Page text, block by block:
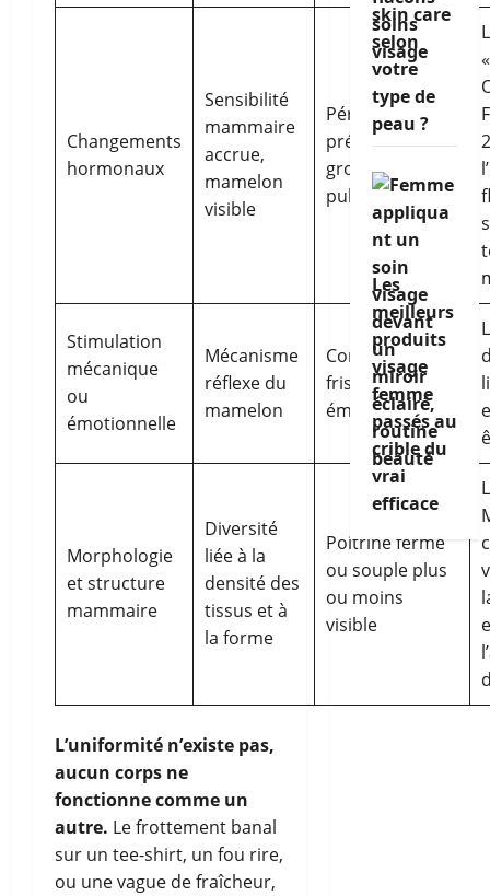
Changements
hormonaux
Sensibilité
mammaire
accrue,
mamelon
visible
Période
prémenstruelle,
grossesse,
puberté
Stimulation
mécanique
ou
émotionnelle
Mécanisme
réflexe du
mamelon
Contact textile,
frissons
émotionnels
Morphologie
et structure
mammaire
Diversité
liée à la
densité des
tissus et à
la forme
Poitrine ferme
ou souple plus
ou moins
visible
L’uniformité n’existe pas,
aucun corps ne
fonctionne comme un
autre. Le frottement banal
sur un tee-shirt, un fou rire,
ou une vague de fraîcheur,
skin care
selon
votre
type de
peau ?
Les
meilleurs
produits
visage
femme
passés au
crible du
vrai
efficace